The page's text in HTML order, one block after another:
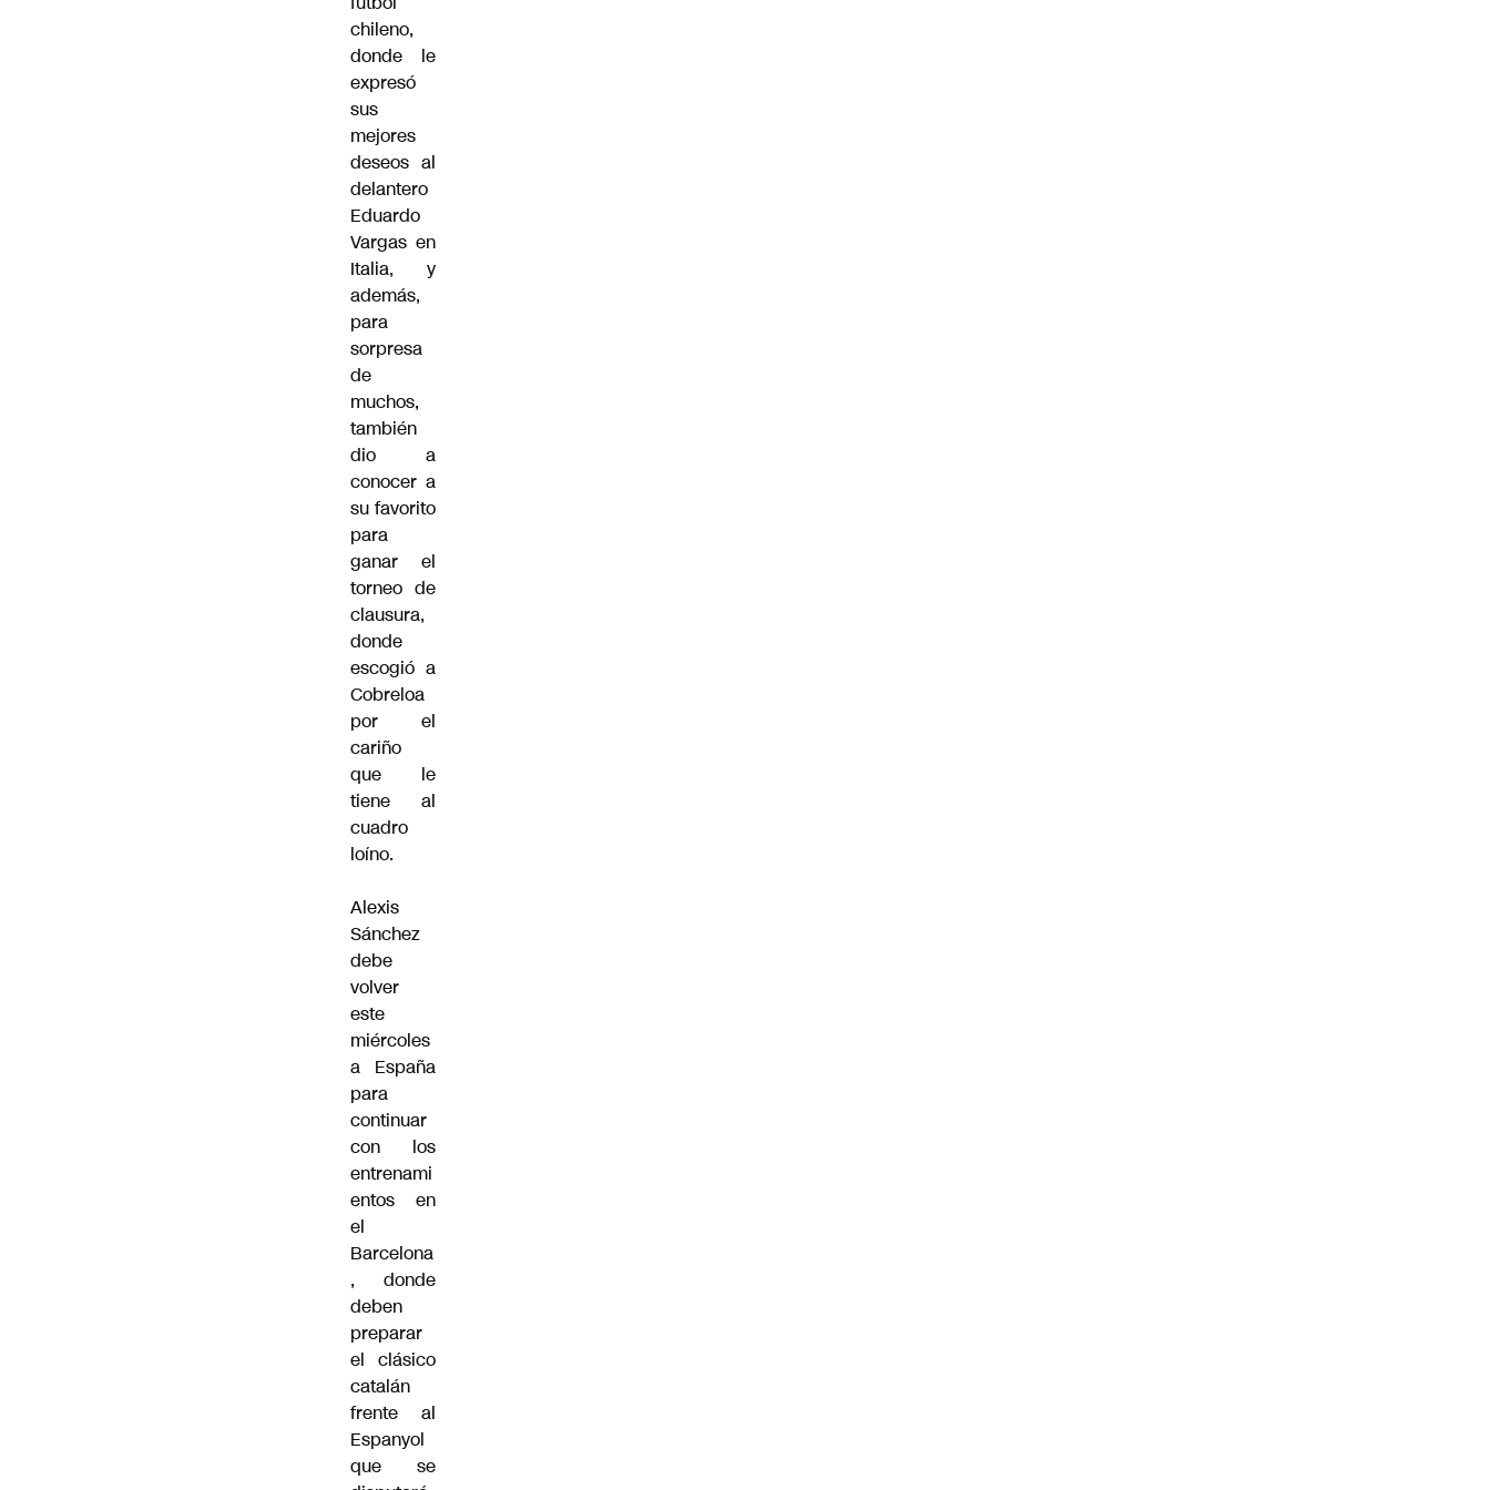
chileno,
donde le
expresó
sus
mejores
deseos al
delantero
Eduardo
Vargas en
Italia, y
además,
para
sorpresa
de
muchos,
también
dio a
conocer a
su favorito
para
ganar el
torneo de
clausura,
donde
escogió a
Cobreloa
por el
cariño
que le
tiene al
cuadro
loíno.
Alexis
Sánchez
debe
volver
este
miércoles
a España
para
continuar
con los
entrenami
entos en
el
Barcelona
, donde
deben
preparar
el clásico
catalán
frente al
Espanyol
que se